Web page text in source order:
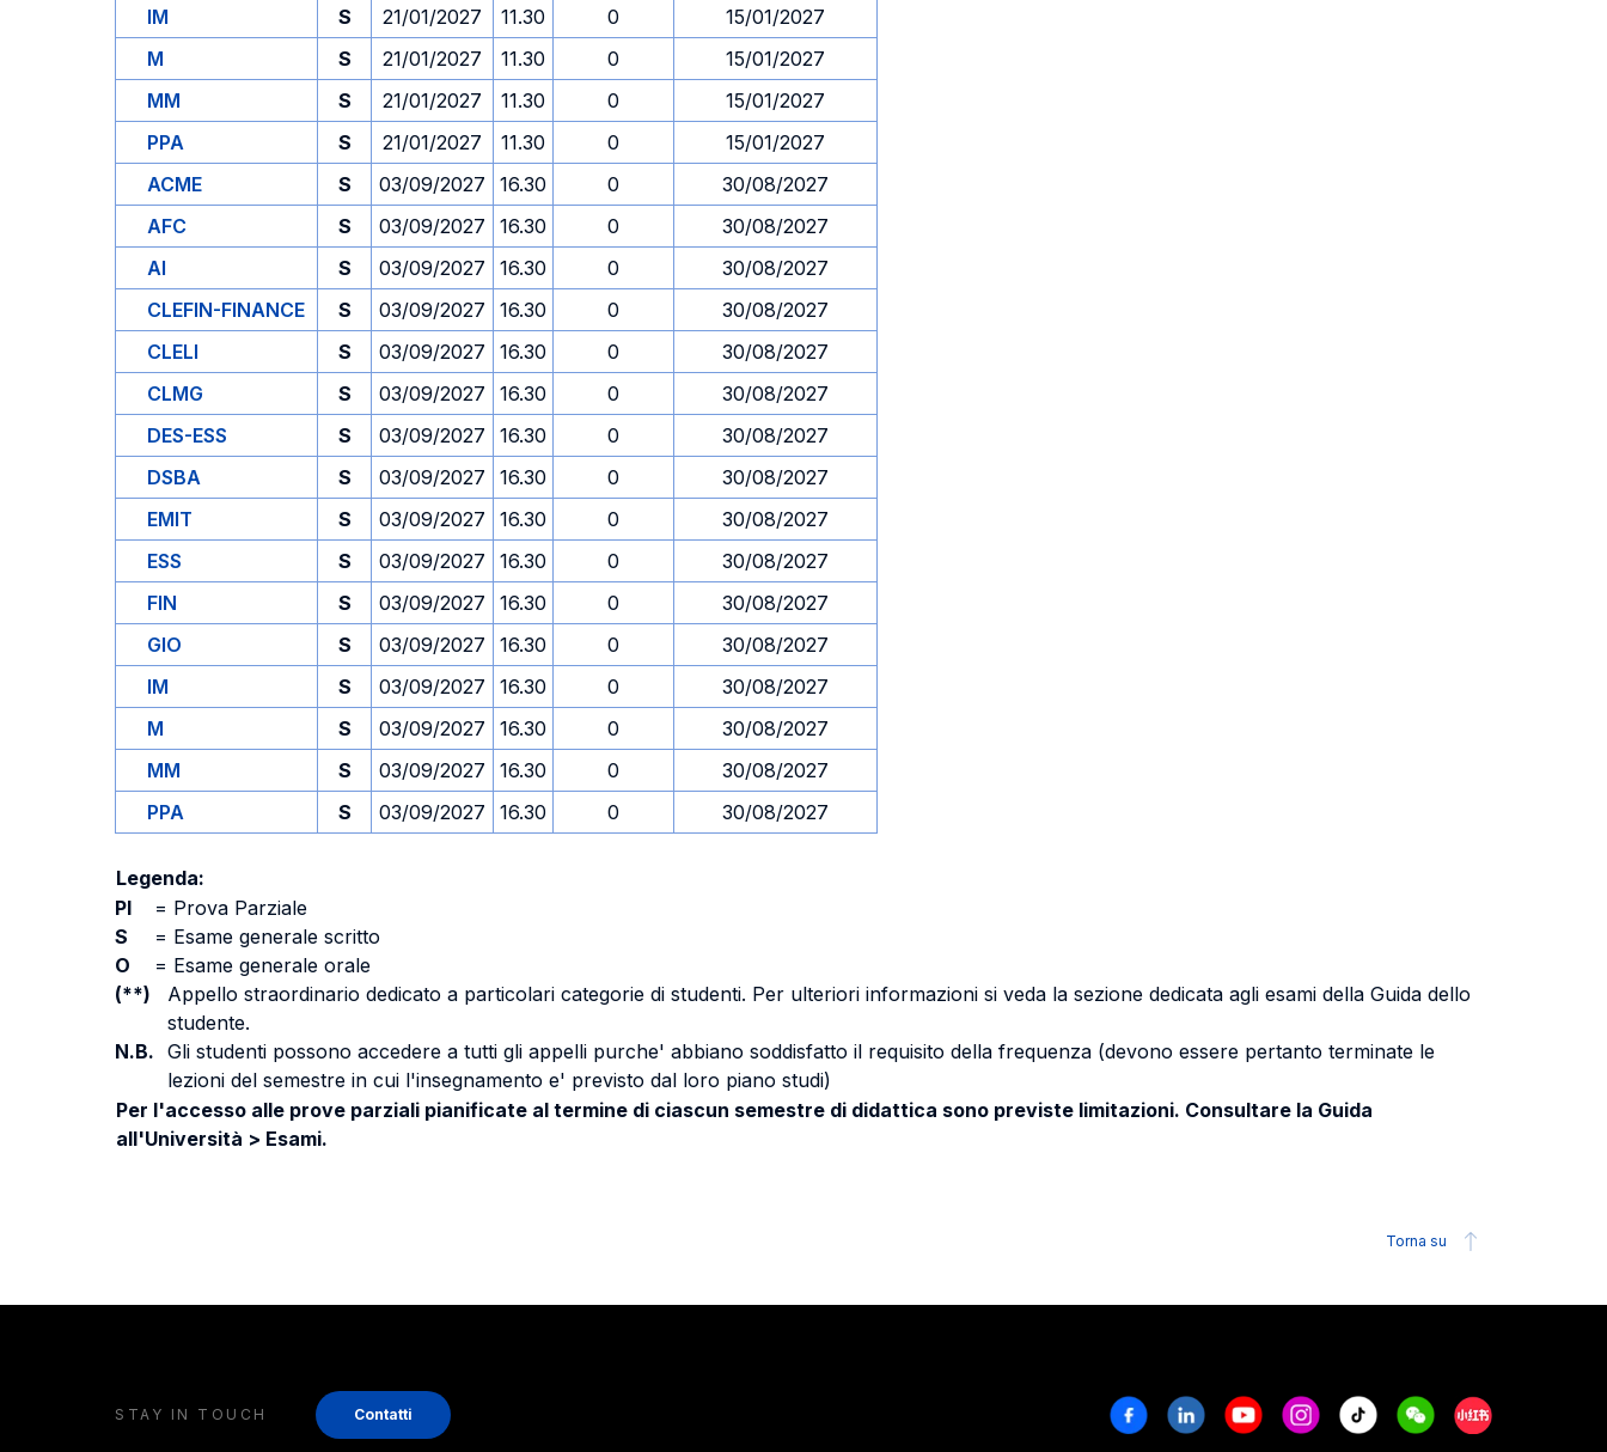
IM
S 21/01/2027 11.30 0
15/01/2027
M
S 21/01/2027 11.30 0
15/01/2027
MM
S 21/01/2027 11.30 0
15/01/2027
PPA
S 21/01/2027 11.30 0
15/01/2027
ACME
S 03/09/2027 16.30 0
30/08/2027
AFC
S 03/09/2027 16.30 0
30/08/2027
AI
S 03/09/2027 16.30 0
30/08/2027
CLEFIN-FINANCE
S 03/09/2027 16.30 0
30/08/2027
CLELI
S 03/09/2027 16.30 0
30/08/2027
CLMG
S 03/09/2027 16.30 0
30/08/2027
DES-ESS
S 03/09/2027 16.30 0
30/08/2027
DSBA
S 03/09/2027 16.30 0
30/08/2027
EMIT
S 03/09/2027 16.30 0
30/08/2027
ESS
S 03/09/2027 16.30 0
30/08/2027
FIN
S 03/09/2027 16.30 0
30/08/2027
GIO
S 03/09/2027 16.30 0
30/08/2027
IM
S 03/09/2027 16.30 0
30/08/2027
M
S 03/09/2027 16.30 0
30/08/2027
MM
S 03/09/2027 16.30 0
30/08/2027
PPA
S 03/09/2027 16.30 0 30/08/2027
Legenda:
PI
= Prova Parziale
S
= Esame generale scritto
O
= Esame generale orale
(**)
Appello straordinario dedicato a particolari categorie di studenti. Per ulteriori informazioni si veda la sezione dedicata agli esami della Guida dello
studente.
N.B. Gli studenti possono accedere a tutti gli appelli purche' abbiano soddisfatto il requisito della frequenza (devono essere pertanto terminate le
lezioni del semestre in cui l'insegnamento e' previsto dal loro piano studi)
Per l'accesso alle prove parziali pianificate al termine di ciascun semestre di didattica sono previste limitazioni. Consultare la Guida
all'Università > Esami.
Torna su
STAY IN TOUCH Contatti FacebookLinkedinYoutubeInstagram
Tiktok WeechatXiaohongshu/